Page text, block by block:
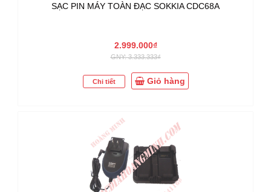
SẠC PIN MÁY TOÀN ĐẠC SOKKIA CDC68A
2.999.000₫
GNY: 3.333.333₫
Chi tiết Giỏ hàng